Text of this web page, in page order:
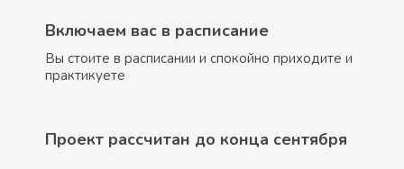
Включаем вас в расписание
Вы стоите в расписании и спокойно приходите и
практикуете
Проект рассчитан до конца сентября